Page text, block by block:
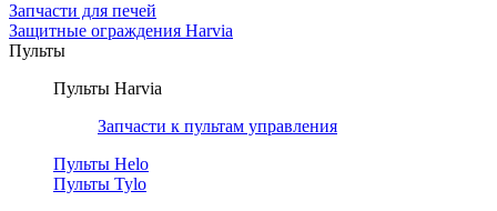
Запчасти для печей
Защитные ограждения Harvia
Пульты
Пульты Harvia
Запчасти к пультам управления
Пульты Helo
Пульты Tylo